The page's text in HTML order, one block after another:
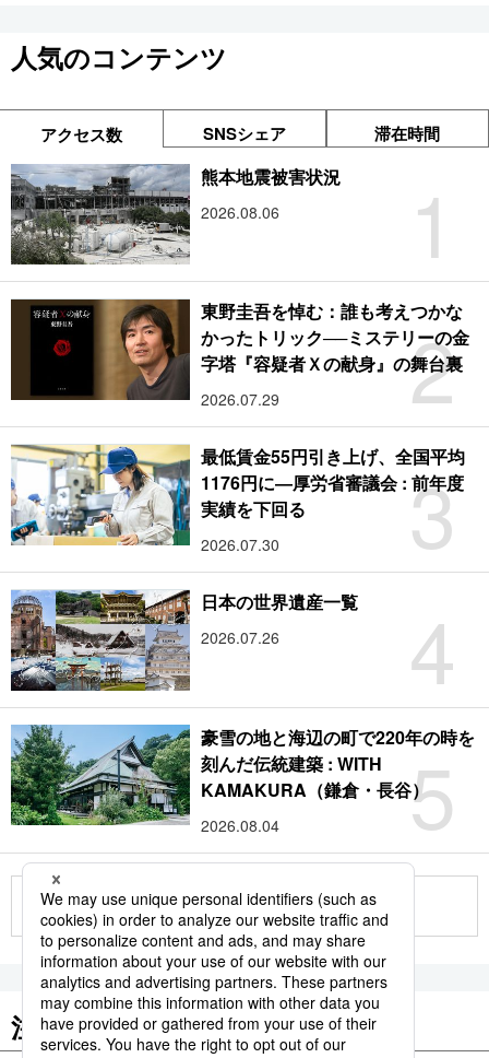
人気のコンテンツ
アクセス数 SNSシェア 滞在時間
1
熊本地震被害状況
2026.08.06
2
東野圭吾を悼む：誰も考えつかな
かったトリック──ミステリーの金
字塔『容疑者Ｘの献身』の舞台裏
2026.07.29
3
最低賃金55円引き上げ、全国平均
1176円に―厚労省審議会 : 前年度
実績を下回る
2026.07.30
4
日本の世界遺産一覧
2026.07.26
5
豪雪の地と海辺の町で220年の時を
刻んだ伝統建築 : WITH
KAMAKURA（鎌倉・長谷）
2026.08.04
もっと見る
注目のキーワード